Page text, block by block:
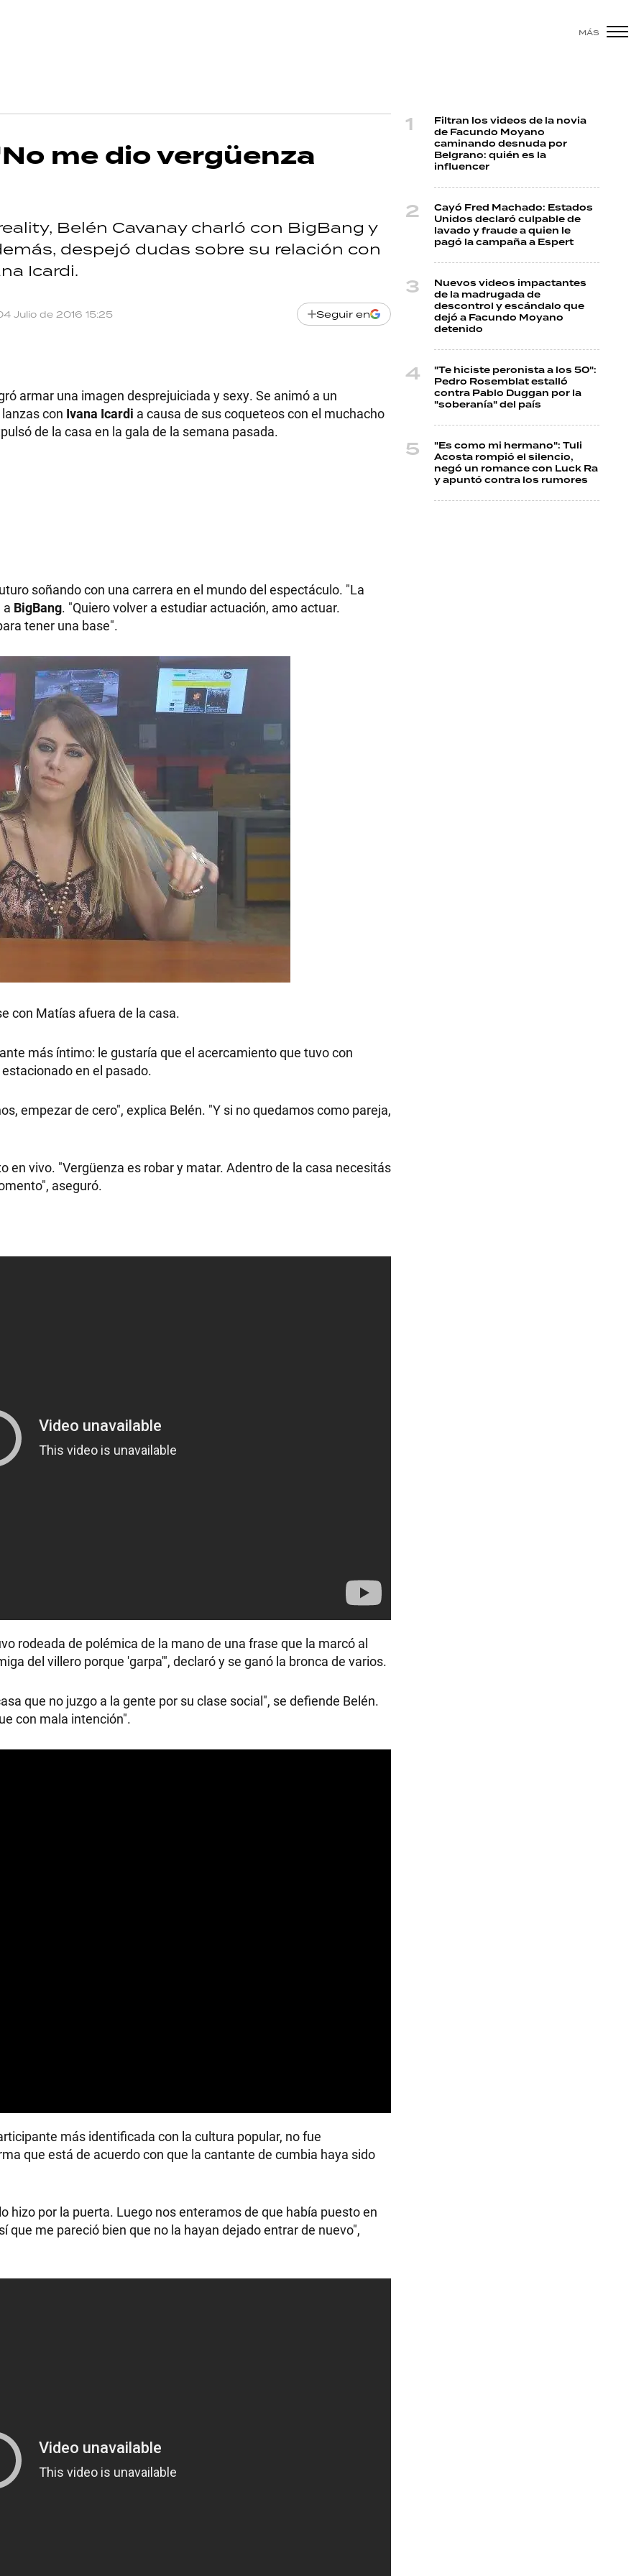
MÁS
me dio vergüenza
Belén Cavanay charló con BigBang y
despejó dudas sobre su relación con
Icardi.
Julio de 2016 15:25 Seguir en
armar una imagen desprejuiciada y sexy. Se animó a un
con Ivana Icardi a causa de sus coqueteos con el muchacho
de la casa en la gala de la semana pasada.
soñando con una carrera en el mundo del espectáculo. "La
a BigBang. "Quiero volver a estudiar actuación, amo actuar.
tener una base".
con Matías afuera de la casa.
más íntimo: le gustaría que el acercamiento que tuvo con
en el pasado.
empezar de cero", explica Belén. "Y si no quedamos como pareja,
en vivo. "Vergüenza es robar y matar. Adentro de la casa necesitás
aseguró.
rodeada de polémica de la mano de una frase que la marcó al
del villero porque 'garpa'", declaró y se ganó la bronca de varios.
que no juzgo a la gente por su clase social", se defiende Belén.
con mala intención".
más identificada con la cultura popular, no fue
que está de acuerdo con que la cantante de cumbia haya sido
hizo por la puerta. Luego nos enteramos de que había puesto en
me pareció bien que no la hayan dejado entrar de nuevo",
Filtran los videos de la novia
de Facundo Moyano
caminando desnuda por
Belgrano: quién es la
influencer
Cayó Fred Machado: Estados
Unidos declaró culpable de
lavado y fraude a quien le
pagó la campaña a Espert
Nuevos videos impactantes
de la madrugada de
descontrol y escándalo que
dejó a Facundo Moyano
detenido
"Te hiciste peronista a los 50":
Pedro Rosemblat estalló
contra Pablo Duggan por la
"soberanía" del país
"Es como mi hermano": Tuli
Acosta rompió el silencio,
negó un romance con Luck Ra
y apuntó contra los rumores
HORÓSCOPO